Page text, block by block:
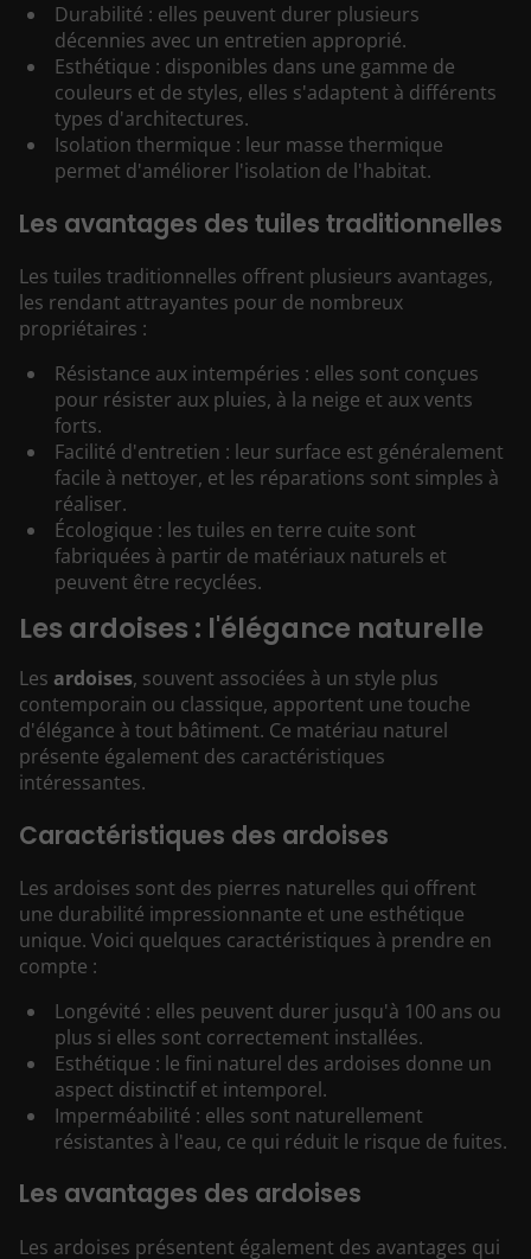
Durabilité : elles peuvent durer plusieurs
décennies avec un entretien approprié.
Esthétique : disponibles dans une gamme de
couleurs et de styles, elles s'adaptent à différents
types d'architectures.
Isolation thermique : leur masse thermique
permet d'améliorer l'isolation de l'habitat.
Les avantages des tuiles traditionnelles
Les tuiles traditionnelles offrent plusieurs avantages,
les rendant attrayantes pour de nombreux
propriétaires :
Résistance aux intempéries : elles sont conçues
pour résister aux pluies, à la neige et aux vents
forts.
Facilité d'entretien : leur surface est généralement
facile à nettoyer, et les réparations sont simples à
réaliser.
Écologique : les tuiles en terre cuite sont
fabriquées à partir de matériaux naturels et
peuvent être recyclées.
Les ardoises : l'élégance naturelle
Les ardoises, souvent associées à un style plus
contemporain ou classique, apportent une touche
d'élégance à tout bâtiment. Ce matériau naturel
présente également des caractéristiques
intéressantes.
Caractéristiques des ardoises
Les ardoises sont des pierres naturelles qui offrent
une durabilité impressionnante et une esthétique
unique. Voici quelques caractéristiques à prendre en
compte :
Longévité : elles peuvent durer jusqu'à 100 ans ou
plus si elles sont correctement installées.
Esthétique : le fini naturel des ardoises donne un
aspect distinctif et intemporel.
Imperméabilité : elles sont naturellement
résistantes à l'eau, ce qui réduit le risque de fuites.
Les avantages des ardoises
Les ardoises présentent également des avantages qui